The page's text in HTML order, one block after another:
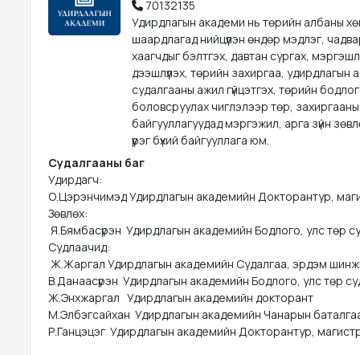
70132135
Удирдлагын академи нь төрийн албаны
шаардлагад нийцүүлэн өндөр мэдлэг,
хаагчдыг бэлтгэх, давтан сургах,
дээшлүүлэх, төрийн захиргаа, удирдлагын
судалгааны ажил гүйцэтгэх, төрийн
боловсруулах чиглэлээр төр, захиргааны
байгууллагуудад мэргэжил, арга зүйн
үүрэг бүхий байгууллага юм.
Судалгааны баг
Удирдагч:
О.Цэрэнчимэд Удирдлагын академийн Докторантур,
Зөвлөх:
Я.Бямбасүрэн  Удирдлагын академийн Бодлого, улс төр
Судлаачид:
Ж.Жаргал Удирдлагын академийн Судалгаа, эрдэм
В.Данаасүрэн  Удирдлагын академийн Бодлого, улс төр
Ж.Энхжаргал   Удирдлагын академийн докторант
М.Элбэгсайхан  Удирдлагын академийн Чанарын
Р.Ганцэцэг  Удирдлагын академийн Докторантур,